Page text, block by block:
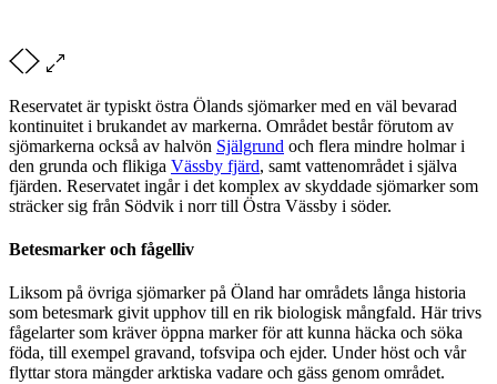
Reservatet är typiskt östra Ölands sjömarker med en väl bevarad
kontinuitet i brukandet av markerna. Området består förutom av
sjömarkerna också av halvön Själgrund och flera mindre holmar i
den grunda och flikiga Vässby fjärd, samt vattenområdet i själva
fjärden. Reservatet ingår i det komplex av skyddade sjömarker som
sträcker sig från Södvik i norr till Östra Vässby i söder.
Betesmarker och fågelliv
Liksom på övriga sjömarker på Öland har områdets långa historia
som betesmark givit upphov till en rik biologisk mångfald. Här trivs
fågelarter som kräver öppna marker för att kunna häcka och söka
föda, till exempel gravand, tofsvipa och ejder. Under höst och vår
flyttar stora mängder arktiska vadare och gäss genom området.